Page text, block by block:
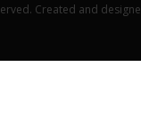
Created and